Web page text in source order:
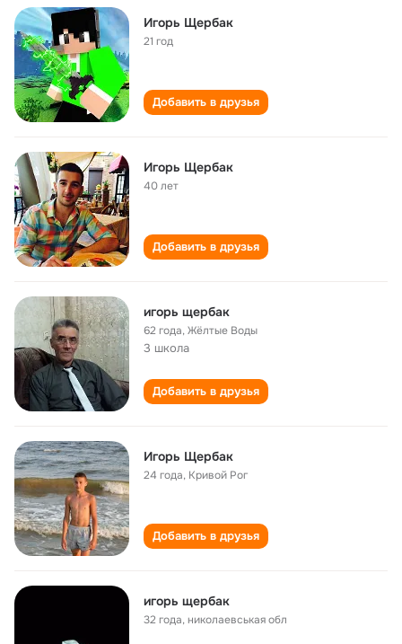
Игорь Щербак
21 год
Добавить в друзья
Игорь Щербак
40 лет
Добавить в друзья
игорь щербак
62 года,Жёлтые Воды
3 школа
Добавить в друзья
Игорь Щербак
24 года, Кривой Рог
Добавить в друзья
игорь щербак
32 года,николаевськая обл